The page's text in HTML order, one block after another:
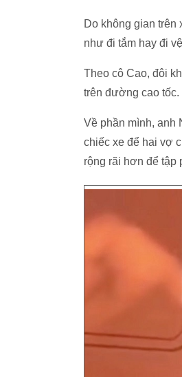
Do không gian trên
như đi tắm hay đi
Theo cô Cao, đôi
trên đường cao
Về phần mình, anh
chiếc xe để hai vợ
rộng rãi hơn để tập